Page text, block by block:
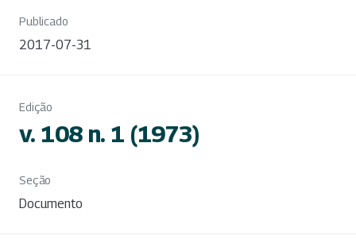
Publicado
2017-07-31
Edição
v. 108 n. 1 (1973)
Seção
Documento